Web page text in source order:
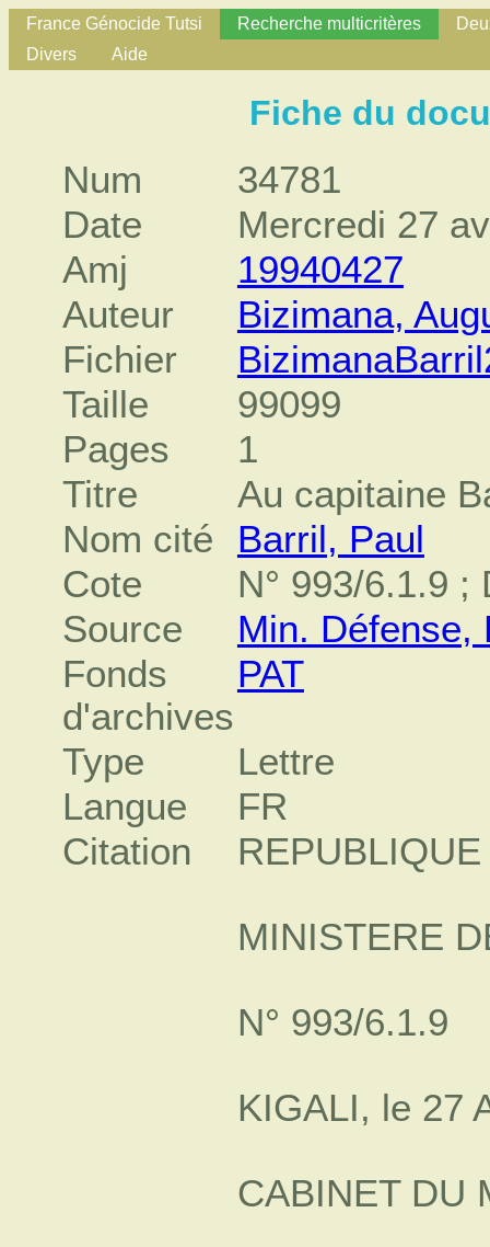
France Génocide Tutsi Recherche multicritères
Divers
Aide
Fiche du
Num
34781
Date
Mercredi 27
Amj
19940427
Auteur
Bizimana,
Fichier
Taille
99099
Pages
1
Titre
Au capitaine
Nom cité
Barril, Paul
Cote
N° 993/6.1.9 ;
Source
Min. Défense,
Fonds
d'archives
PAT
Type
Lettre
Langue
FR
Citation
MINISTERE
N° 993/6.1.9
KIGALI, le 27
CABINET DU